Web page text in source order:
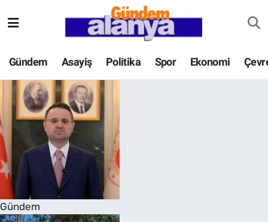
Gündem Asayiş Politika Spor Ekonomi
Gündem